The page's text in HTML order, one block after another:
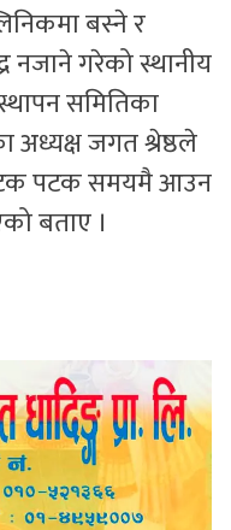
बस्ने र
नजाने गरेको स्थानीय
समितिका
अध्यक्ष जगत श्रेष्ठले
पटक समयमै आउन
बताए ।